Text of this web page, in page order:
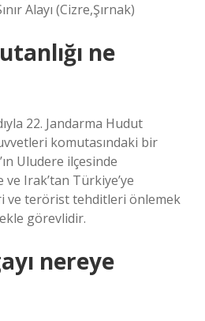
Alayı (Cizre,Şırnak)
ne
22. Jandarma Hudut
komutasındaki bir
Uludere ilçesinde
Irak’tan Türkiye’ye
ve terörist tehditleri önlemek
görevlidir.
nereye